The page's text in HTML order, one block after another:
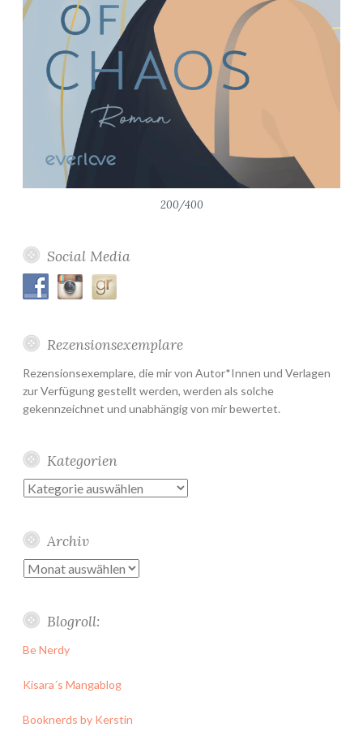
200/400
Social Media
Rezensionsexemplare
Rezensionsexemplare, die mir von Autor*Innen und Verlagen
zur Verfügung gestellt werden, werden als solche
gekennzeichnet und unabhängig von mir bewertet.
Kategorien
Kategorien
Archiv
Archiv
Blogroll:
Be Nerdy
Kisara´s Mangablog
Booknerds by Kerstin